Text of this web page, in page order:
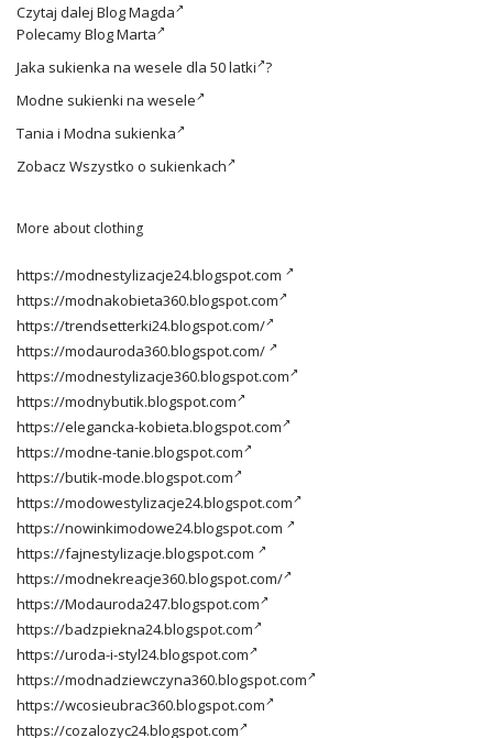
Czytaj dalej Blog Magda
PolecamyBlog Marta
Jaka sukienka na wesele dla 50 latki ?
Modne sukienki na wesele
Tania i Modna sukienka
Zobacz Wszystko o sukienkach
More about clothing
https://modnestylizacje24.blogspot.com
https://modnakobieta360.blogspot.com
https://trendsetterki24.blogspot.com/
https://modauroda360.blogspot.com/
https://modnestylizacje360.blogspot.com
https://modnybutik.blogspot.com
https://elegancka-kobieta.blogspot.com
https://modne-tanie.blogspot.com
https://butik-mode.blogspot.com
https://modowestylizacje24.blogspot.com
https://nowinkimodowe24.blogspot.com
https://fajnestylizacje.blogspot.com
https://modnekreacje360.blogspot.com/
https://Modauroda247.blogspot.com
https://badzpiekna24.blogspot.com
https://uroda-i-styl24.blogspot.com
https://modnadziewczyna360.blogspot.com
https://wcosieubrac360.blogspot.com
https://cozalozyc24.blogspot.com